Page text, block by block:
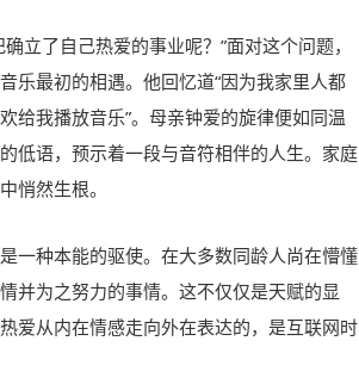
立了自己热爱的事业呢？”面对这个问题，
乐最初的相遇。他回忆道“因为我家里人都
给我播放音乐”。母亲钟爱的旋律便如同温
低语，预示着一段与音符相伴的人生。家庭
悄然生根。
一种本能的驱使。在大多数同龄人尚在懵懂
并为之努力的事情。这不仅仅是天赋的显
爱从内在情感走向外在表达的，是互联网时